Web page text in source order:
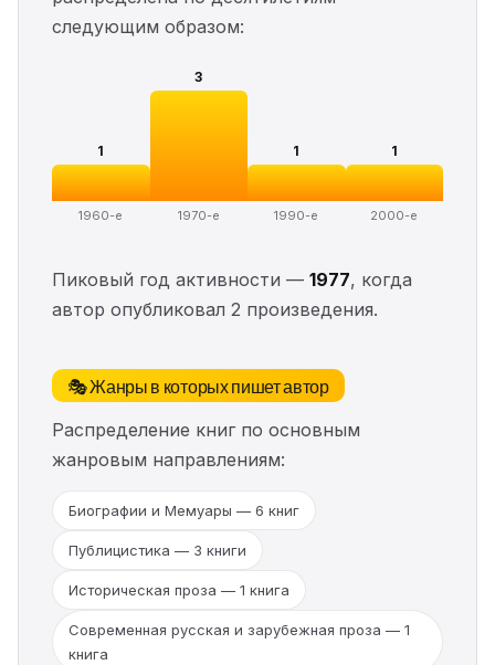
следующим образом:
1
1960-е
3
1970-е
1
1990-е
1
2000-е
Пиковый год активности — 1977, когда
автор опубликовал 2 произведения.
🎭 Жанры в которых пишет автор
Распределение книг по основным
жанровым направлениям:
Биографии и Мемуары — 6 книг
Публицистика — 3 книги
Историческая проза — 1 книга
Современная русская и зарубежная проза — 1
книга